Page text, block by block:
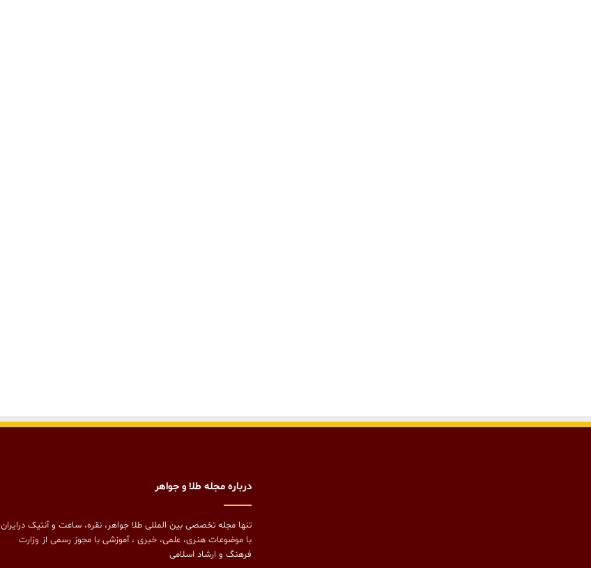
درباره مجله طلا و جواهر
تنها مجله تخصصی بین المللی طلا جواهر، نقره، ساعت و آنتیک درایران
با موضوعات هنری، علمی، خبری ، آموزشی با مجوز رسمی از وزارت
فرهنگ و ارشاد اسلامی